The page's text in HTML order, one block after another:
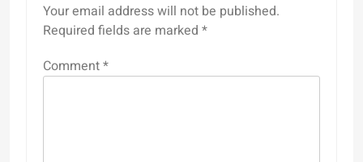
Your email address will not be published.
Required fields are marked *
Comment*